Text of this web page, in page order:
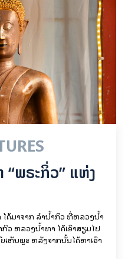
“ພຣະກິ່ວ” ແຫ່ງ
ດ້ມາຈາກ ລຳນ້ຳກິວ ທີ່ຫລວງນ້ຳ
ວ ຫລວງນ້ຳທາ ໄດ້ເອົາສຽມໄປ
ເຫັນພຼະ ຫລັງຈາກນັ້ນໄດ້ຫາເອົາ